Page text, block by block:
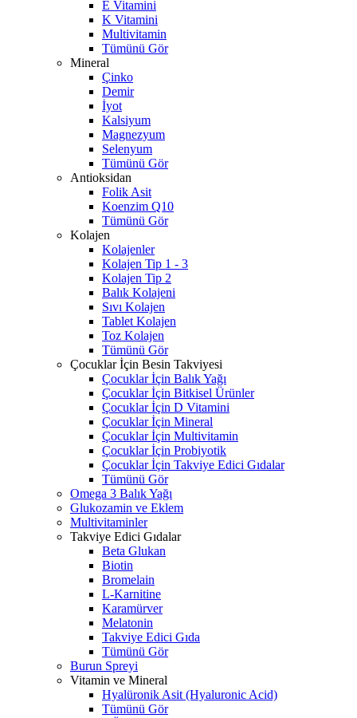
E Vitamini
K Vitamini
Multivitamin
Tümünü Gör
Mineral
Çinko
Demir
İyot
Kalsiyum
Magnezyum
Selenyum
Tümünü Gör
Antioksidan
Folik Asit
Koenzim Q10
Tümünü Gör
Kolajen
Kolajenler
Kolajen Tip 1 - 3
Kolajen Tip 2
Balık Kolajeni
Sıvı Kolajen
Tablet Kolajen
Toz Kolajen
Tümünü Gör
Çocuklar İçin Besin Takviyesi
Çocuklar İçin Balık Yağı
Çocuklar İçin Bitkisel Ürünler
Çocuklar İçin D Vitamini
Çocuklar İçin Mineral
Çocuklar İçin Multivitamin
Çocuklar İçin Probiyotik
Çocuklar İçin Takviye Edici Gıdalar
Tümünü Gör
Omega 3 Balık Yağı
Glukozamin ve Eklem
Multivitaminler
Takviye Edici Gıdalar
Beta Glukan
Biotin
Bromelain
L-Karnitine
Karamürver
Melatonin
Takviye Edici Gıda
Tümünü Gör
Burun Spreyi
Vitamin ve Mineral
Hyalüronik Asit (Hyaluronic Acid)
Tümünü Gör